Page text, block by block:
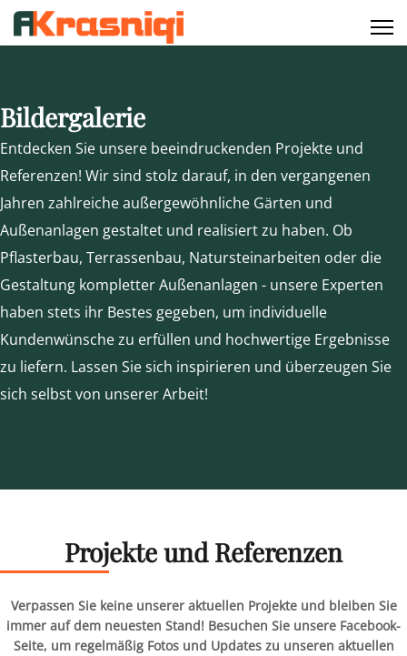
Bildergalerie
Entdecken Sie unsere beeindruckenden Projekte und
Referenzen! Wir sind stolz darauf, in den vergangenen
Jahren zahlreiche außergewöhnliche Gärten und
Außenanlagen gestaltet und realisiert zu haben. Ob
Pflasterbau, Terrassenbau, Natursteinarbeiten oder die
Gestaltung kompletter Außenanlagen - unsere Experten
haben stets ihr Bestes gegeben, um individuelle
Kundenwünsche zu erfüllen und hochwertige Ergebnisse
zu liefern. Lassen Sie sich inspirieren und überzeugen Sie
sich selbst von unserer Arbeit!
Projekte und Referenzen
Verpassen Sie keine unserer aktuellen Projekte und bleiben Sie
immer auf dem neuesten Stand! Besuchen Sie unsere Facebook-
Seite, um regelmäßig Fotos und Updates zu unseren aktuellen